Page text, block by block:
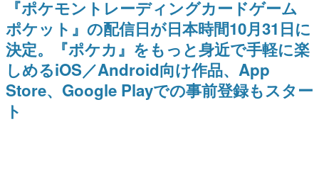
ゲームの企画書
名作ゲームクリエイターの方々に製作時のエピソードをお
聞きし、ヒットする企画（ゲーム）とは何か？を探ってい
きます。
赫本
この物語を解いてはいけない。『赫本』は、〈試験問題〉
の形をした短編ホラー小説集です。
ークやジオン公国軍のエンブレ
ム、型式番号などを配置
ScottGamesとの共同開発、食
事だけでなくステージショーや
没入型のホラー体験も楽しめる
『ポケモントレーディングカードゲーム
ポケット』の配信日が日本時間10月31日に
決定。『ポケカ』をもっと身近で手軽に楽
しめるiOS／Android向け作品、App
Store、Google Playでの事前登録もスター
ト